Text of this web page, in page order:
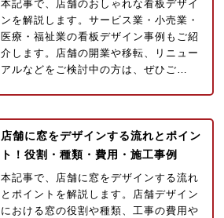
本記事で、店舗のおしゃれな看板デザイ
ンを解説します。サービス業・小売業・
医療・福祉業の看板デザイン事例もご紹
介します。店舗の開業や移転、リニュー
アルなどをご検討中の方は、ぜひご…
店舗に窓をデザインする流れとポイン
ト！役割・種類・費用・施工事例
本記事で、店舗に窓をデザインする流れ
とポイントを解説します。店舗デザイン
における窓の役割や種類、工事の費用や